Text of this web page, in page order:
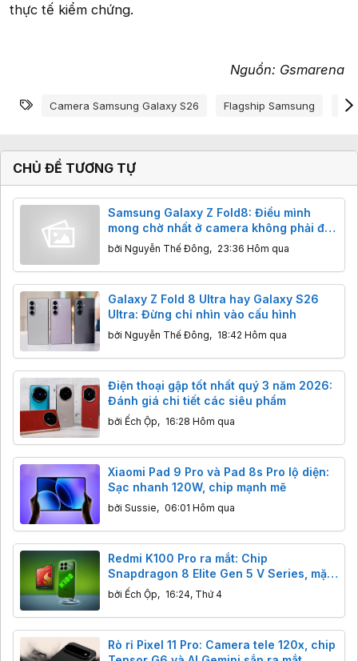
thực tế kiểm chứng.
Nguồn: Gsmarena
Từ khóa
Camera Samsung Galaxy S26 Flagship Samsung
CHỦ ĐỀ TƯƠNG TỰ
Samsung Galaxy Z Fold8: Điều mình
mong chờ nhất ở camera không phải độ
phân giải
bởi Nguyễn Thế Đông, 23:36 Hôm qua
Galaxy Z Fold 8 Ultra hay Galaxy S26
Ultra: Đừng chỉ nhìn vào cấu hình
bởi Nguyễn Thế Đông, 18:42 Hôm qua
Điện thoại gập tốt nhất quý 3 năm 2026:
Đánh giá chi tiết các siêu phẩm
bởi Ếch Ộp, 16:28 Hôm qua
Xiaomi Pad 9 Pro và Pad 8s Pro lộ diện:
Sạc nhanh 120W, chip mạnh mẽ
bởi Sussie, 06:01 Hôm qua
Redmi K100 Pro ra mắt: Chip
Snapdragon 8 Elite Gen 5 V Series, mặt
lưng phát sáng cực độc
bởi Ếch Ộp, 16:24, Thứ 4
Rò rỉ Pixel 11 Pro: Camera tele 120x, chip